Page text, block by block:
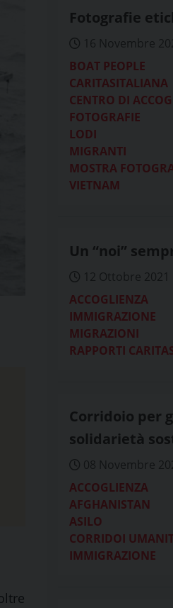
Fotografie
16 Novembre
BOAT PEOPLE
CARITASITALIANA
CENTRO DI
FOTOGRAFIE
LODI
MIGRANTI
MOSTRA
VIETNAM
Un “noi”
12 Ottobre 2021
ACCOGLIENZA
IMMIGRAZIONE
MIGRAZIONI
RAPPORTI
Corridoio per
solidarietà
08 Novembre
ACCOGLIENZA
AFGHANISTAN
ASILO
CORRIDOI
IMMIGRAZIONE